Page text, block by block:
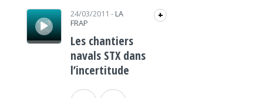
Lecteur audio 24/03/2011 - LA
FRAP
+
Les chantiers
navals STX dans
l’incertitude